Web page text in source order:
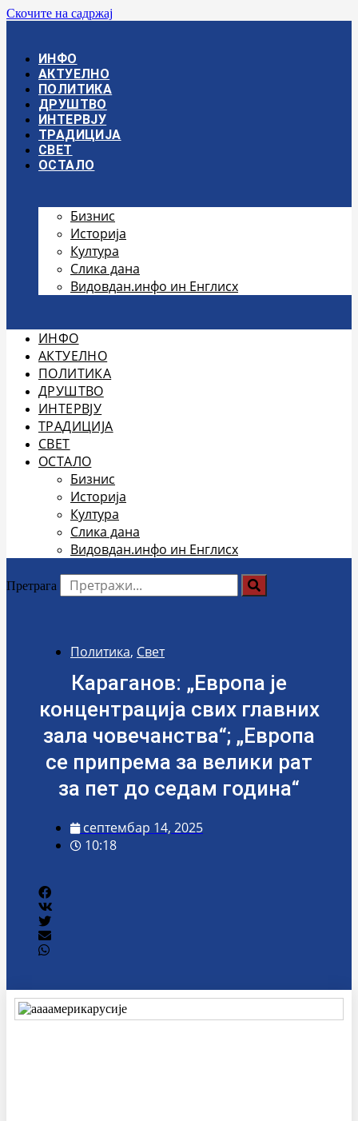
Скочите на садржај
ИНФО
АКТУЕЛНО
ПОЛИТИКА
ДРУШТВО
ИНТЕРВЈУ
ТРАДИЦИЈА
СВЕТ
ОСТАЛО
Бизнис
Историја
Култура
Слика дана
Видовдан.инфо ин Енглисх
ИНФО
АКТУЕЛНО
ПОЛИТИКА
ДРУШТВО
ИНТЕРВЈУ
ТРАДИЦИЈА
СВЕТ
ОСТАЛО
Бизнис
Историја
Култура
Слика дана
Видовдан.инфо ин Енглисх
Претрага
Политика, Свет
Караганов: „Европа је
концентрација свих главних
зала човечанства“; „Европа
се припрема за велики рат
за пет до седам година“
септембар 14, 2025
10:18